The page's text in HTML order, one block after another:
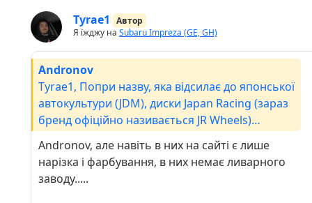
Tyrae1
Автор
Я їжджу на Subaru Impreza (GE, GH)
Andronov
Tyrae1, Попри назву, яка відсилає до японської
автокультури (JDM), диски Japan Racing (зараз
бренд офіційно називається JR Wheels)
розробляються та виготовляються в
Польщі.Компанія була заснована у 2007 році, а
її головна штаб-квартира та сучасний
виробничий комплекс розташовані в
Andronov, але навіть в них на сайті є лише
нарізка і фарбування, в них немає ливарного
заводу.....